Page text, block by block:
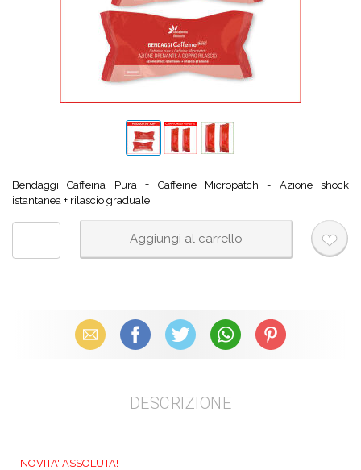
Bendaggi Caffeina Pura + Caffeine Micropatch - Azione shock
istantanea + rilascio graduale.
Email Facebook X (Twitter) WhatsAppPinterest
DESCRIZIONE
NOVITA' ASSOLUTA!